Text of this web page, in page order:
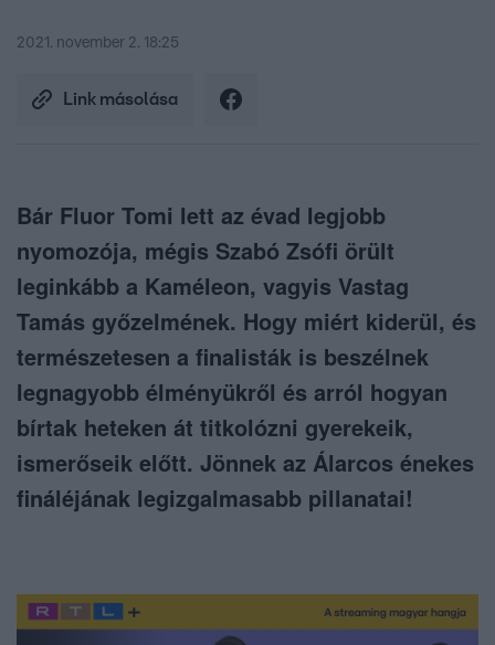
2021. november 2. 18:25
Link másolása
Bár Fluor Tomi lett az évad legjobb
nyomozója, mégis Szabó Zsófi örült
leginkább a Kaméleon, vagyis Vastag
Tamás győzelmének. Hogy miért kiderül, és
természetesen a finalisták is beszélnek
legnagyobb élményükről és arról hogyan
bírtak heteken át titkolózni gyerekeik,
ismerőseik előtt. Jönnek az Álarcos énekes
fináléjának legizgalmasabb pillanatai!